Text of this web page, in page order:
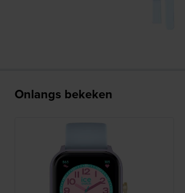
Onlangs bekeken